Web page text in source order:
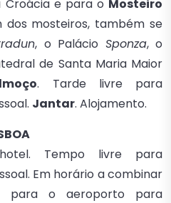
Croácia e para o Mosteiro
dos mosteiros, também se
, o Palácio Sponza, o
de Santa Maria Maior
. Tarde livre para
Jantar. Alojamento.
Tempo livre para
Em horário a combinar
para o aeroporto para